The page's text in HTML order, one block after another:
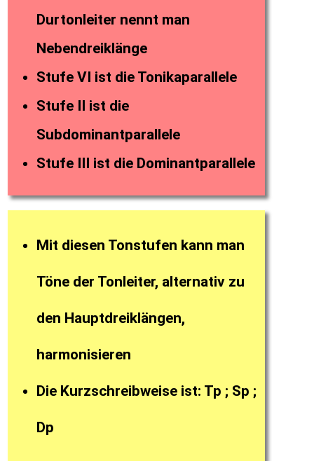
Durtonleiter nennt man
Nebendreiklänge
Stufe VI ist die Tonikaparallele
Stufe II ist die
Subdominantparallele
Stufe III ist die Dominantparallele
Mit diesen Tonstufen kann man
Töne der Tonleiter, alternativ zu
den Hauptdreiklängen,
harmonisieren
Die Kurzschreibweise ist: Tp ; Sp ;
Dp